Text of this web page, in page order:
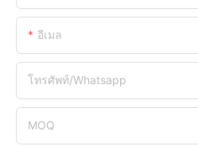
อีเมล
โทรศัพท์/whatsapp
MOQ